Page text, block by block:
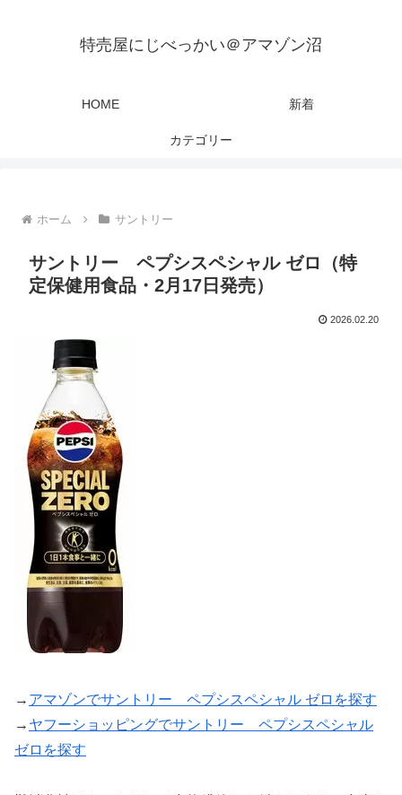
特売屋にじべっかい＠アマゾン沼
HOME 新着
カテゴリー
ホーム サントリー
サントリー ペプシスペシャル ゼロ（特
定保健用食品・2月17日発売）
2026.02.20
→ アマゾンでサントリー ペプシスペシャル ゼロを探す
→ ヤフーショッピングでサントリー ペプシスペシャル
ゼロを探す